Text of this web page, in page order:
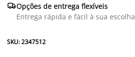
Opções de entrega flexíveis
Entrega rápida e fácil à sua escolha
SKU: 2347512